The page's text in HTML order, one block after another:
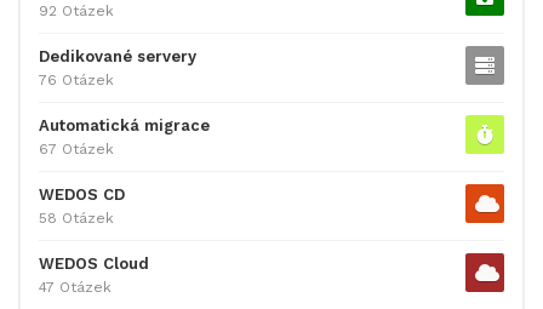
92 Otázek
Dedikované servery
76 Otázek
Automatická migrace
67 Otázek
WEDOS CD
58 Otázek
WEDOS Cloud
47 Otázek